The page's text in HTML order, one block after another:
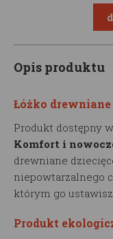
Opis produktu
Łóżko
Produkt dostępny
Komfort i
drewniane
niepowtarzalnego
którym go
Produkt